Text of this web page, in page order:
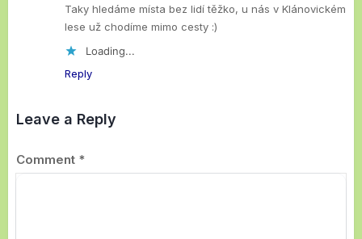
Taky hledáme místa bez lidí těžko, u nás v Klánovickém
lese už chodíme mimo cesty :)
Loading...
Reply
Leave a Reply
Comment *